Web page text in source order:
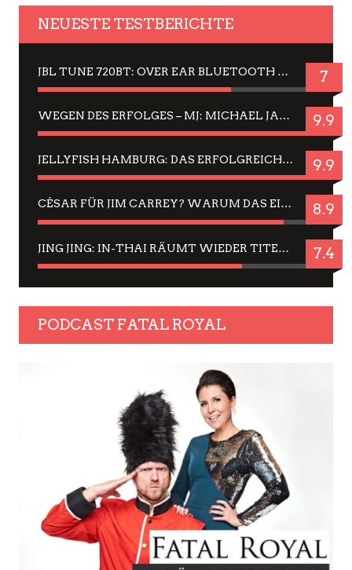
NEUESTE TESTBERICHTE
JBL TUNE 720BT: OVER EAR BLUETOOTH KOPFHÖRER UM DIE 50,-€ IM DAUER-TEST 7
WEGEN DES ERFOLGES – MJ: MICHAEL JACKSON MUSICAL IN EINER MATINEE SEHEN 9.9
JELLYFISH HAMBURG: DAS ERFOLGREICHE SOMMER-MENÜ 2025 IN GEFÜHLEN UND BILDERN 9.9
CÉSAR FÜR JIM CARREY? WARUM DAS EINER DER NERVIGSTEN ACTORS IST UND BLEIBT 8.9
JING JING: IN-THAI RÄUMT WIEDER TITEL AB – EIN ZWEI-STUNDEN-ERLEBNISBERICHT 7.4
PODCAST FATAL ROYAL